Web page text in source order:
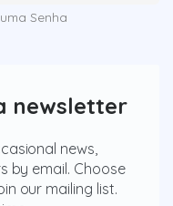
Senha
newsletter
news,
by email. Choose
our mailing list.